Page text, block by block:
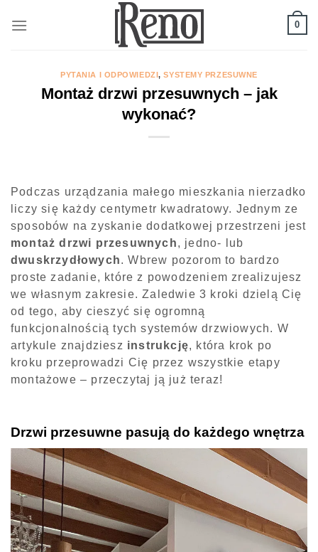
0
PYTANIA I ODPOWIEDZI,SYSTEMY PRZESUWNE
Montaż drzwi przesuwnych – jak
wykonać?
Podczas urządzania małego mieszkania nierzadko
liczy się każdy centymetr kwadratowy. Jednym ze
sposobów na zyskanie dodatkowej przestrzeni jest
montaż drzwi przesuwnych, jedno- lub
dwuskrzydłowych. Wbrew pozorom to bardzo
proste zadanie, które z powodzeniem zrealizujesz
we własnym zakresie. Zaledwie 3 kroki dzielą Cię
od tego, aby cieszyć się ogromną
funkcjonalnością tych systemów drzwiowych. W
artykule znajdziesz instrukcję, która krok po
kroku przeprowadzi Cię przez wszystkie etapy
montażowe – przeczytaj ją już teraz!
Drzwi przesuwne pasują do każdego wnętrza